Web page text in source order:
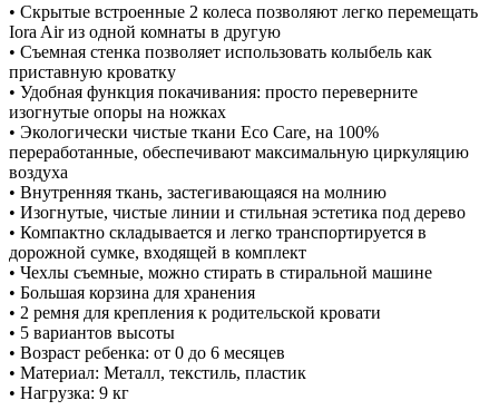
• Скрытые встроенные 2 колеса позволяют легко перемещать
Iora Air из одной комнаты в другую
• Съемная стенка позволяет использовать колыбель как
приставную кроватку
• Удобная функция покачивания: просто переверните
изогнутые опоры на ножках
• Экологически чистые ткани Eco Care, на 100%
переработанные, обеспечивают максимальную циркуляцию
воздуха
• Внутренняя ткань, застегивающаяся на молнию
• Изогнутые, чистые линии и стильная эстетика под дерево
• Компактно складывается и легко транспортируется в
дорожной сумке, входящей в комплект
• Чехлы съемные, можно стирать в стиральной машине
• Большая корзина для хранения
• 2 ремня для крепления к родительской кровати
• 5 вариантов высоты
• Возраст ребенка: от 0 до 6 месяцев
• Материал: Металл, текстиль, пластик
• Нагрузка: 9 кг